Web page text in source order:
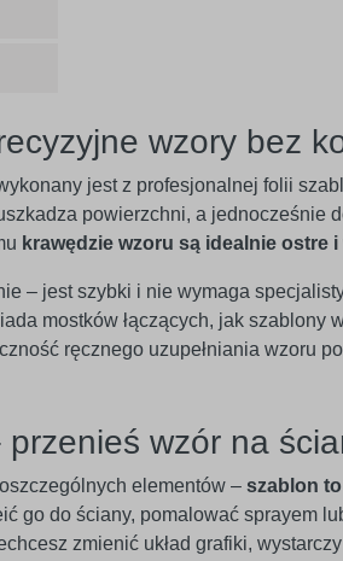
wzory bez
jest z profesjonalnej folii
powierzchni, a jednocześnie
krawędzie wzoru są idealnie ostre
– jest szybki i nie wymaga
mostków łączących, jak szablony
ręcznego uzupełniania wzoru
wzór na
elementów – szablon
go do ściany, pomalować sprayem
zmienić układ grafiki,